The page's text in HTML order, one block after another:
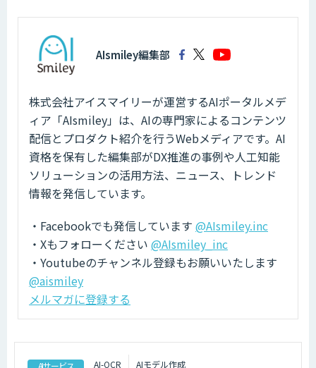
AIsmiley編集部
株式会社アイスマイリーが運営するAIポータルメデ
ィア「AIsmiley」は、AIの専門家によるコンテンツ
配信とプロダクト紹介を行うWebメディアです。AI
資格を保有した編集部がDX推進の事例や人工知能
ソリューションの活用方法、ニュース、トレンド
情報を発信しています。
・Facebookでも発信しています @AIsmiley.inc
・Xもフォローください @AIsmiley_inc
・Youtubeのチャンネル登録もお願いいたします
@aismiley
メルマガに登録する
AIサービス AI-OCR AIモデル作成